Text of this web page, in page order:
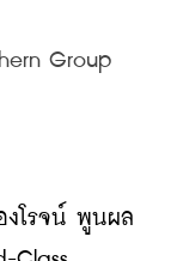
Group
งโรจน์ พูนผล